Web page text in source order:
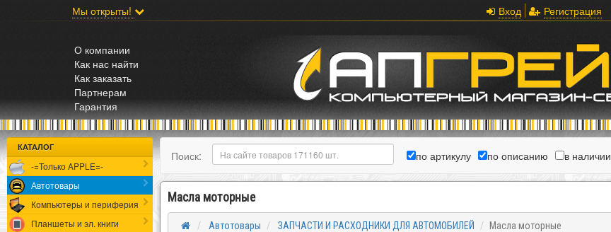
Мы открыты! Вход Регистрация
О компании
Как нас найти
Как заказать
Партнерам
Гарантия
КАТАЛОГ
-=Только APPLE=-
Автотовары
Компьютеры и периферия
Планшеты и эл. книги
Поиск: по артикулу по описанию в наличии
Масла моторные
Автотовары ЗАПЧАСТИ И РАСХОДНИКИ ДЛЯ АВТОМОБИЛЕЙ Масла моторные